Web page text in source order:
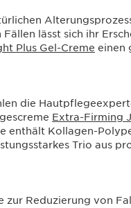
lässt sich ihr
Plus Gel-Creme einen
die
Extra-Firming
enthält Kollagen-
Trio aus
zur Reduzierung von